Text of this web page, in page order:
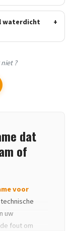
waterdicht
+
?
dat
of
voor
uw
fout om